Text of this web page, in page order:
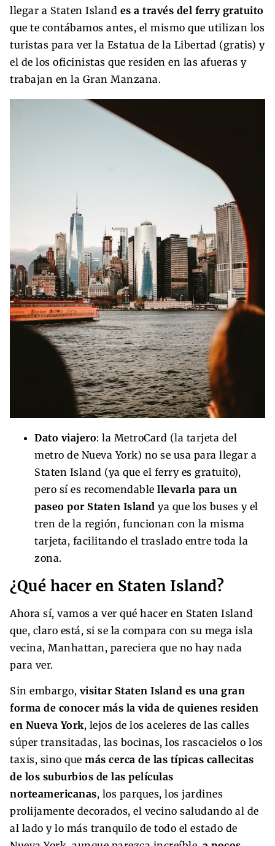
llegar a Staten Island es a través del ferry gratuito
que te contábamos antes, el mismo que utilizan los
turistas para ver la Estatua de la Libertad (gratis) y
el de los oficinistas que residen en las afueras y
trabajan en la Gran Manzana.
Dato viajero: la MetroCard (la tarjeta del
metro de Nueva York) no se usa para llegar a
Staten Island (ya que el ferry es gratuito),
pero sí es recomendable llevarla para un
paseo por Staten Island ya que los buses y el
tren de la región, funcionan con la misma
tarjeta, facilitando el traslado entre toda la
zona.
¿Qué hacer en Staten Island?
Ahora sí, vamos a ver qué hacer en Staten Island
que, claro está, si se la compara con su mega isla
vecina, Manhattan, pareciera que no hay nada
para ver.
Sin embargo, visitar Staten Island es una gran
forma de conocer más la vida de quienes residen
en Nueva York, lejos de los aceleres de las calles
súper transitadas, las bocinas, los rascacielos o los
taxis, sino que más cerca de las típicas callecitas
de los suburbios de las películas
norteamericanas, los parques, los jardines
prolijamente decorados, el vecino saludando al de
al lado y lo más tranquilo de todo el estado de